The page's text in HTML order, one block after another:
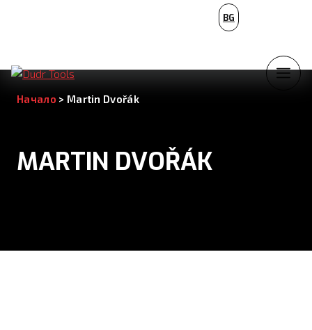
BG
Начало > Martin Dvořák
MARTIN DVOŘÁK